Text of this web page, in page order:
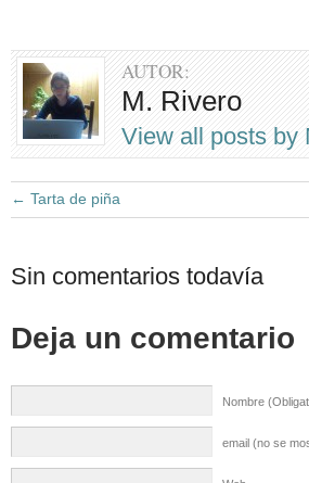
AUTOR:
M. Rivero
View all posts by
← Tarta de piña
Sin comentarios todavía
Deja un comentario
Nombre
email (no se